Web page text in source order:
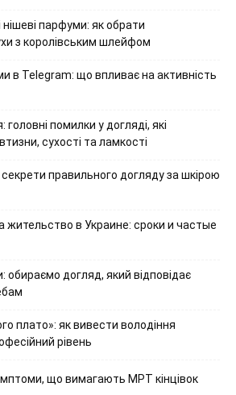
нішеві парфуми: як обрати
з королівським шлейфом
в Telegram: що впливає на активність
помилки у догляді, які
сухості та ламкості
правильного догляду за шкірою
жительство в Украине: сроки и частые
обираємо догляд, який відповідає
плато»: як вивести володіння
рівень
що вимагають МРТ кінцівок